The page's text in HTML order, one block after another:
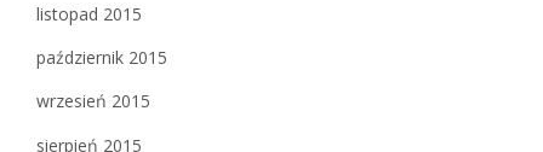
listopad 2015
październik 2015
wrzesień 2015
sierpień 2015